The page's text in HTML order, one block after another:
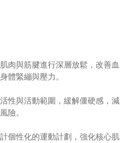
肉與筋腱進行深層放鬆，改善血
體緊繃與壓力。
性與活動範圍，緩解僵硬感，減
險。
個性化的運動計劃，強化核心肌